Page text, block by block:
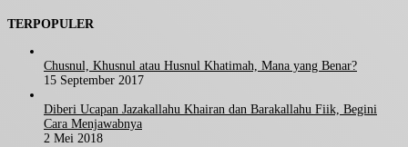
TERPOPULER
Chusnul, Khusnul atau Husnul Khatimah, Mana yang Benar?
15 September 2017
Diberi Ucapan Jazakallahu Khairan dan Barakallahu Fiik, Begini
Cara Menjawabnya
2 Mei 2018